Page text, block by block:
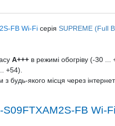
FB Wi-Fi серія SUPREME (Full
A+++ в режимі обогріву (-30 ...
+54).
з будь-якого місця через
S09FTXAM2S-FB Wi-